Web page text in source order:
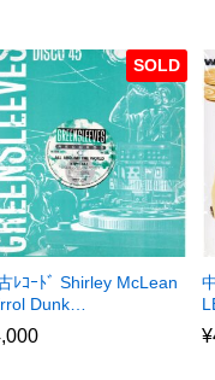
SOLD
ﾚｺｰﾄﾞ Shirley McLean
Dunk…
¥